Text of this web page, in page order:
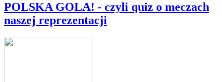
POLSKA GOLA! - czyli quiz o meczach
naszej reprezentacji